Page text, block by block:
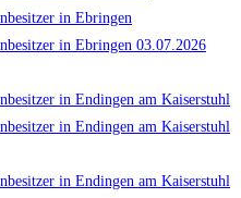
in Ebringen
in Ebringen 03.07.2026
in Endingen am Kaiserstuhl
in Endingen am Kaiserstuhl
in Endingen am Kaiserstuhl